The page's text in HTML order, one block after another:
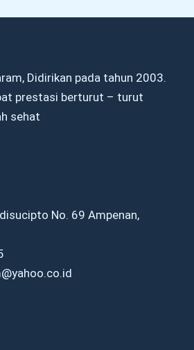
Didirikan pada tahun 2003.
prestasi berturut – turut
sehat
No. 69 Ampenan,